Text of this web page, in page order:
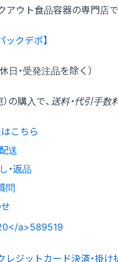
ウト食品容器の専門店で
ックデポ】
休日・受発注品を除く）
の購入で、 送料・代引手数
こちら
送
・返品
問